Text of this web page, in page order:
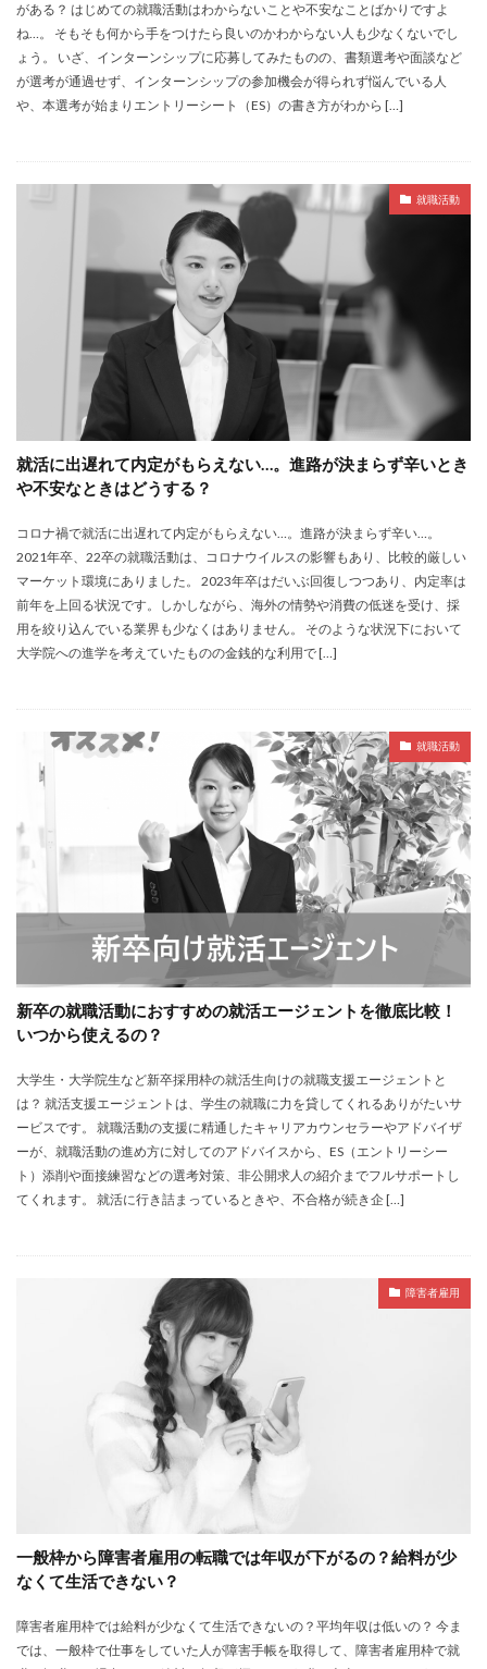
がある？ はじめての就職活動はわからないことや不安なことばかりですよ
ね…。 そもそも何から手をつけたら良いのかわからない人も少なくないでし
ょう。 いざ、インターンシップに応募してみたものの、書類選考や面談など
が選考が通過せず、インターンシップの参加機会が得られず悩んでいる人
や、本選考が始まりエントリーシート（ES）の書き方がわから […]
就職活動
就活に出遅れて内定がもらえない…。進路が決まらず辛いとき
や不安なときはどうする？
コロナ禍で就活に出遅れて内定がもらえない…。進路が決まらず辛い…。
2021年卒、22卒の就職活動は、コロナウイルスの影響もあり、比較的厳しい
マーケット環境にありました。 2023年卒はだいぶ回復しつつあり、内定率は
前年を上回る状況です。しかしながら、海外の情勢や消費の低迷を受け、採
用を絞り込んでいる業界も少なくはありません。 そのような状況下において
大学院への進学を考えていたものの金銭的な利用で […]
就職活動
新卒の就職活動におすすめの就活エージェントを徹底比較！
いつから使えるの？
大学生・大学院生など新卒採用枠の就活生向けの就職支援エージェントと
は？ 就活支援エージェントは、学生の就職に力を貸してくれるありがたいサ
ービスです。 就職活動の支援に精通したキャリアカウンセラーやアドバイザ
ーが、就職活動の進め方に対してのアドバイスから、ES（エントリーシー
ト）添削や面接練習などの選考対策、非公開求人の紹介までフルサポートし
てくれます。 就活に行き詰まっているときや、不合格が続き企 […]
障害者雇用
一般枠から障害者雇用の転職では年収が下がるの？給料が少
なくて生活できない？
障害者雇用枠では給料が少なくて生活できないの？平均年収は低いの？ 今ま
では、一般枠で仕事をしていた人が障害手帳を取得して、障害者雇用枠で就